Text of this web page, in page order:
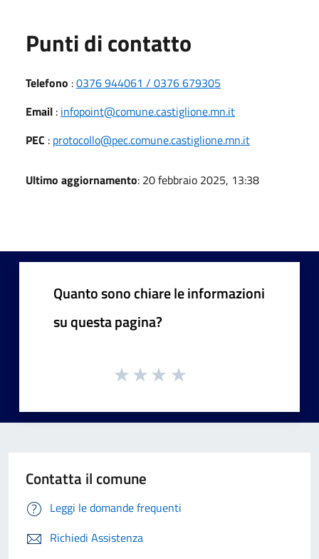
Punti di contatto
Telefono :0376 944061 / 0376 679305
Email : infopoint@comune.castiglione.mn.it
PEC : protocollo@pec.comune.castiglione.mn.it
Ultimo aggiornamento: 20 febbraio 2025, 13:38
Quanto sono chiare le informazioni
su questa pagina?
Contatta il comune
Leggi le domande frequenti
Richiedi Assistenza